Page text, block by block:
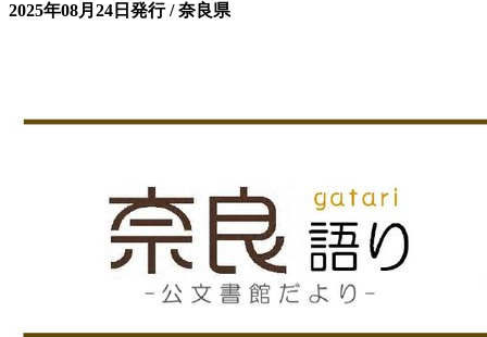
2025年08月24日発行 / 奈良県